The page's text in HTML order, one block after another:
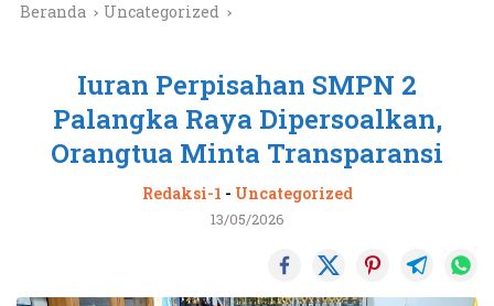
Beranda Uncategorized
Iuran Perpisahan SMPN 2
Palangka Raya Dipersoalkan,
Orangtua Minta Transparansi
Redaksi-1 - Uncategorized
13/05/2026